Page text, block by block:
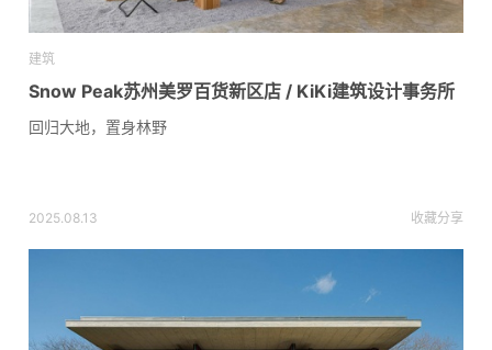
建筑
Snow Peak苏州美罗百货新区店 / KiKi建筑设计事务所
回归大地，置身林野
2025.08.13 收藏分享